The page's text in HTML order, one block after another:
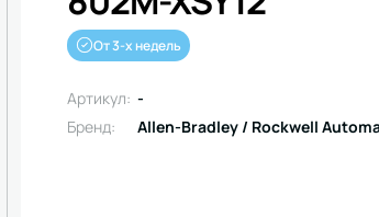
От 3-х недель
Артикул: -
Бренд:
Allen-Bradley / Rockwell